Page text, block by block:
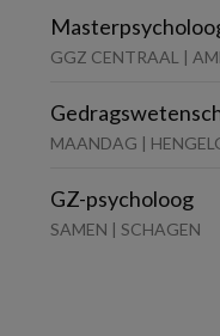
GGZ CENTRAAL |
MAANDAG |
GZ-psycholoog
SAMEN | SCHAGEN